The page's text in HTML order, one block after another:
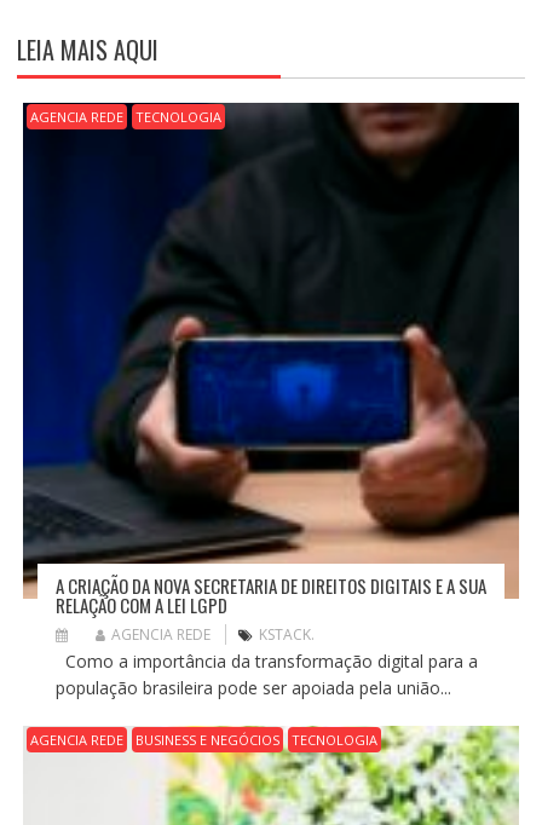
A
Ç
Ã
O
D
LEIA MAIS AQUI
AGENCIA REDE TECNOLOGIA
A CRIAÇÃO DA NOVA SECRETARIA DE DIREITOS DIGITAIS E A SUA
RELAÇÃO COM A LEI LGPD
AGENCIA REDE KSTACK.
Como a importância da transformação digital para a
população brasileira pode ser apoiada pela união...
AGENCIA REDE BUSINESS E NEGÓCIOS TECNOLOGIA